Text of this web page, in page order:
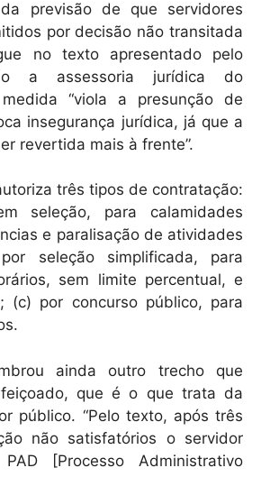
previsão de que servidores
por decisão não transitada
no texto apresentado pelo
a assessoria jurídica do
“viola a presunção de
insegurança jurídica, já que a
revertida mais à frente”.
três tipos de contratação:
seleção, para calamidades
e paralisação de atividades
seleção simplificada, para
sem limite percentual, e
(c) por concurso público, para
ainda outro trecho que
que é o que trata da
público. “Pelo texto, após três
não satisfatórios o servidor
[Processo Administrativo